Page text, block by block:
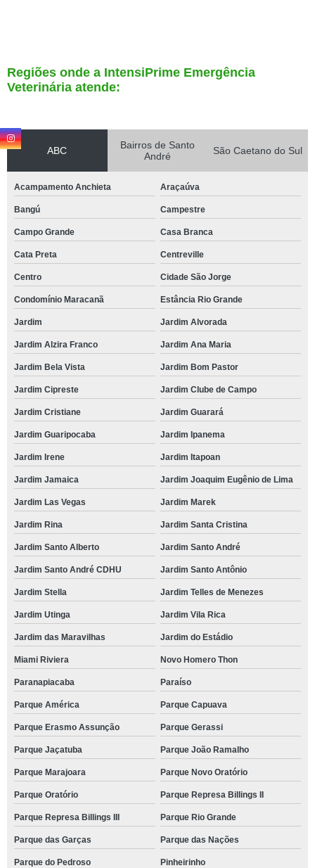
Regiões onde a IntensiPrime Emergência
Veterinária atende:
ABC
Bairros de Santo
André
São Caetano do Sul
Acampamento Anchieta Araçaúva
Bangú Campestre
Campo Grande Casa Branca
Cata Preta Centreville
Centro Cidade São Jorge
Condomínio Maracanã Estância Rio Grande
Jardim Jardim Alvorada
Jardim Alzira Franco Jardim Ana Maria
Jardim Bela Vista Jardim Bom Pastor
Jardim Cipreste Jardim Clube de Campo
Jardim Cristiane Jardim Guarará
Jardim Guaripocaba Jardim Ipanema
Jardim Irene Jardim Itapoan
Jardim Jamaica Jardim Joaquim Eugênio de Lima
Jardim Las Vegas Jardim Marek
Jardim Rina Jardim Santa Cristina
Jardim Santo Alberto Jardim Santo André
Jardim Santo André CDHU Jardim Santo Antônio
Jardim Stella Jardim Telles de Menezes
Jardim Utinga Jardim Vila Rica
Jardim das Maravilhas Jardim do Estádio
Miami Riviera Novo Homero Thon
Paranapiacaba Paraíso
Parque América Parque Capuava
Parque Erasmo Assunção Parque Gerassi
Parque Jaçatuba Parque João Ramalho
Parque Marajoara Parque Novo Oratório
Parque Oratório Parque Represa Billings II
Parque Represa Billings III Parque Rio Grande
Parque das Garças Parque das Nações
Parque do Pedroso Pinheirinho